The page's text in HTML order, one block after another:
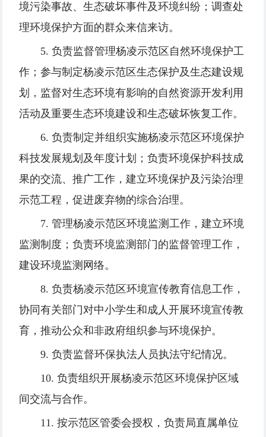
境污染事故、生态破坏事件及环境纠纷；调查处
理环境保护方面的群众来信来访。
5. 负责监督管理杨凌示范区自然环境保护工
作；参与制定杨凌示范区生态保护及生态建设规
划，监督对生态环境有影响的自然资源开发利用
活动及重要生态环境建设和生态破坏恢复工作。
6. 负责制定并组织实施杨凌示范区环境保护
科技发展规划及年度计划；负责环境保护科技成
果的交流、推广工作，建立环境保护及污染治理
示范工程，促进废弃物的综合治理。
7. 管理杨凌示范区环境监测工作，建立环境
监测制度；负责环境监测部门的监督管理工作，
建设环境监测网络。
8. 负责杨凌示范区环境宣传教育信息工作，
协同有关部门对中小学生和成人开展环境宣传教
育，推动公众和非政府组织参与环境保护。
9. 负责监督环保执法人员执法守纪情况。
10. 负责组织开展杨凌示范区环境保护区域
间交流与合作。
11. 按示范区管委会授权，负责局直属单位